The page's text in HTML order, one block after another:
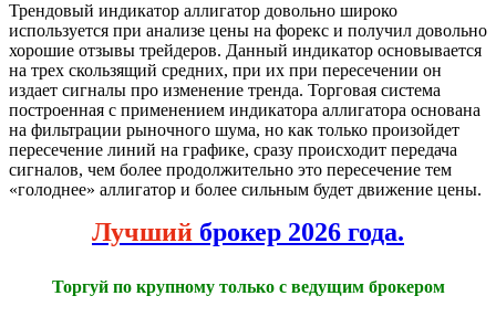
Трендовый индикатор аллигатор довольно широко
используется при анализе цены на форекс и получил довольно
хорошие отзывы трейдеров. Данный индикатор основывается
на трех скользящий средних, при их при пересечении он
издает сигналы про изменение тренда. Торговая система
построенная с применением индикатора аллигатора основана
на фильтрации рыночного шума, но как только произойдет
пересечение линий на графике, сразу происходит передача
сигналов, чем более продолжительно это пересечение тем
«голоднее» аллигатор и более сильным будет движение цены.
Лучший брокер 2026 года.
Торгуй по крупному только с ведущим брокером